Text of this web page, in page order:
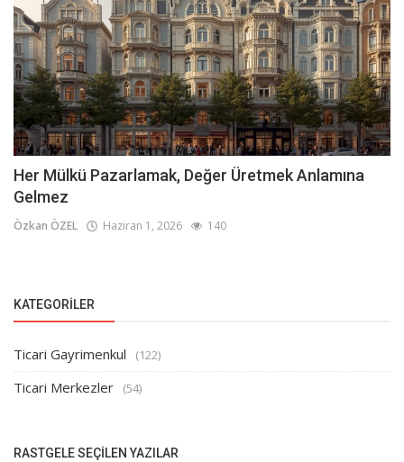
Her Mülkü Pazarlamak, Değer Üretmek Anlamına
Gelmez
Özkan ÖZEL Haziran 1, 2026 140
KATEGORILER
Ticari Gayrimenkul (122)
Ticari Merkezler (54)
RASTGELE SEÇILEN YAZILAR